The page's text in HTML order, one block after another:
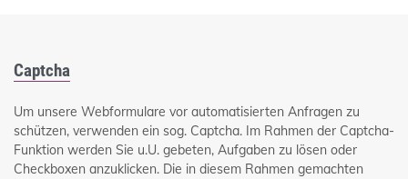
Captcha
Um unsere Webformulare vor automatisierten Anfragen zu
schützen, verwenden ein sog. Captcha. Im Rahmen der Captcha-
Funktion werden Sie u.U. gebeten, Aufgaben zu lösen oder
Checkboxen anzuklicken. Die in diesem Rahmen gemachten